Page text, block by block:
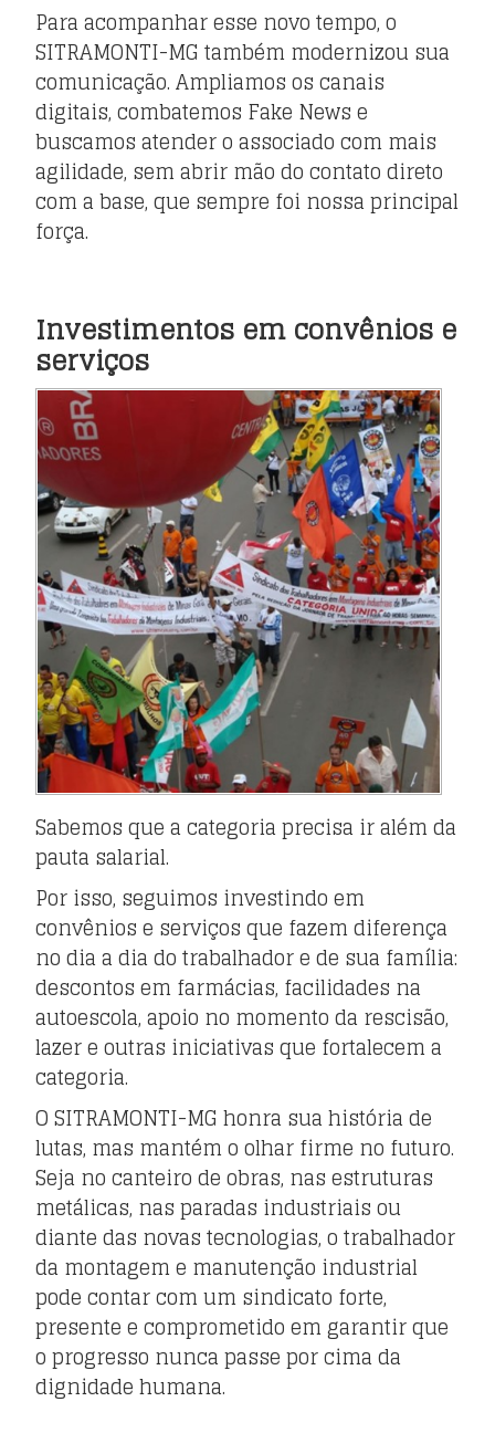
Para acompanhar esse novo tempo, o
SITRAMONTI-MG também modernizou sua
comunicação. Ampliamos os canais
digitais, combatemos Fake News e
buscamos atender o associado com mais
agilidade, sem abrir mão do contato direto
com a base, que sempre foi nossa principal
força.
Investimentos em convênios e
serviços
Sabemos que a categoria precisa ir além da
pauta salarial.
Por isso, seguimos investindo em
convênios e serviços que fazem diferença
no dia a dia do trabalhador e de sua família:
descontos em farmácias, facilidades na
autoescola, apoio no momento da rescisão,
lazer e outras iniciativas que fortalecem a
categoria.
O SITRAMONTI-MG honra sua história de
lutas, mas mantém o olhar firme no futuro.
Seja no canteiro de obras, nas estruturas
metálicas, nas paradas industriais ou
diante das novas tecnologias, o trabalhador
da montagem e manutenção industrial
pode contar com um sindicato forte,
presente e comprometido em garantir que
o progresso nunca passe por cima da
dignidade humana.